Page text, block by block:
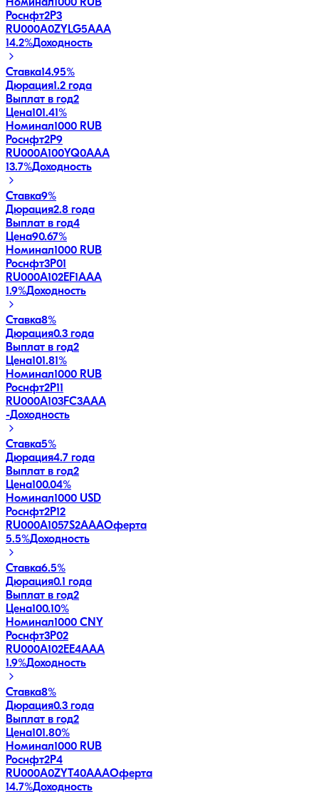
Номинал 1000 RUB
Роснфт2P3
RU000A0ZYLG5AAA
14.2%Доходность
Ставка14.95%
Дюрация1.2 года
Выплат в год2
Цена101.41%
Номинал1000 RUB
Роснфт2P9
RU000A100YQ0AAA
13.7%Доходность
Ставка9%
Дюрация2.8 года
Выплат в год4
Цена90.67%
Номинал1000 RUB
Роснфт3P01
RU000A102EF1AAA
1.9%Доходность
Ставка8%
Дюрация0.3 года
Выплат в год2
Цена101.81%
Номинал1000 RUB
Роснфт2P11
RU000A103FC3AAA
-Доходность
Ставка5%
Дюрация4.7 года
Выплат в год2
Цена100.04%
Номинал1000 USD
Роснфт2P12
RU000A1057S2AAAОферта
5.5%Доходность
Ставка6.5%
Дюрация0.1 года
Выплат в год2
Цена100.10%
Номинал1000 CNY
Роснфт3P02
RU000A102EE4AAA
1.9%Доходность
Ставка8%
Дюрация0.3 года
Выплат в год2
Цена101.80%
Номинал1000 RUB
Роснфт2P4
RU000A0ZYT40AAAОферта
14.7%Доходность